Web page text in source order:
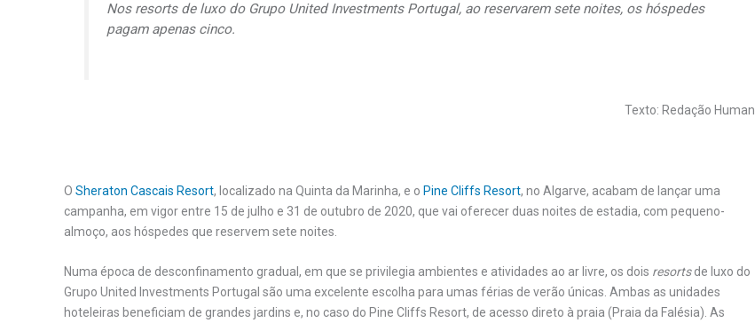
Nos resortsde luxo do Grupo United Investments Portugal, ao reservarem sete noites, os hóspedes
pagam apenas cinco.
Texto: Redação Human
O Sheraton Cascais Resort, localizado na Quinta da Marinha, e o Pine Cliffs Resort, no Algarve, acabam de lançar uma
campanha, em vigor entre 15 de julho e 31 de outubro de 2020, que vai oferecer duas noites de estadia, com pequeno-
almoço, aos hóspedes que reservem sete noites.
Numa época de desconfinamento gradual, em que se privilegia ambientes e atividades ao ar livre, os dois resortsde luxo do
Grupo United Investments Portugal são uma excelente escolha para umas férias de verão únicas. Ambas as unidades
hoteleiras beneficiam de grandes jardins e, no caso do Pine Cliffs Resort, de acesso direto à praia (Praia da Falésia). As